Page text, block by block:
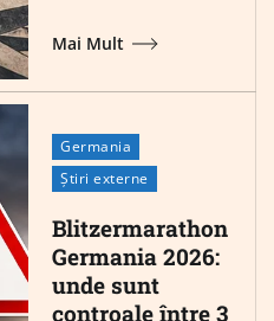
Mai Mult
Germania
Știri externe
Blitzermarathon
Germania 2026:
unde sunt
controale între 3